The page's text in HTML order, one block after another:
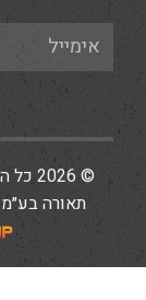
תאורה בע״מ